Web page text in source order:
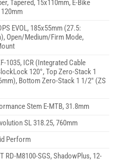
Tapered, 15x110mm, E-Bike
EVOL, 185x55mm (27.5:
Open/Medium/Firm Mode,
1035, ICR (Integrated Cable
120°, Top Zero-Stack 1
Bottom Zero-Stack 1 1/2″ (ZS
Stem E-MTB, 31.8mm
SL 318.25, 760mm
Perform
RD-M8100-SGS, ShadowPlus, 12-